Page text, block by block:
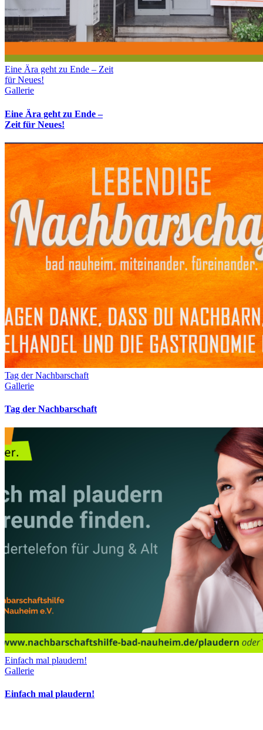
Eine Ära geht zu Ende – Zeit
für Neues!
Gallerie
Eine Ära geht zu Ende –
Zeit für Neues!
Tag der Nachbarschaft
Gallerie
Tag der Nachbarschaft
Einfach mal plaudern!
Gallerie
Einfach mal plaudern!